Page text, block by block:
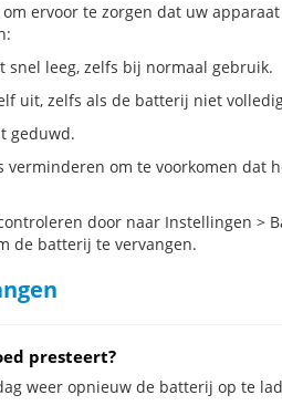
om ervoor te zorgen dat uw
snel leeg, zelfs bij normaal gebruik.
uit, zelfs als de batterij niet
geduwd.
verminderen om te voorkomen dat
door naar Instellingen >
de batterij te vervangen.
presteert?
weer opnieuw de batterij op te